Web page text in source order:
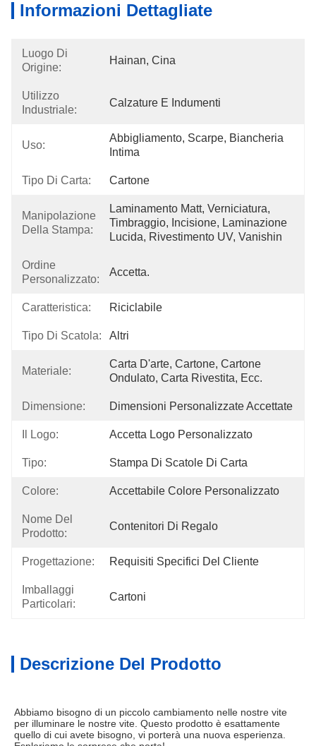
Informazioni Dettagliate
Luogo Di
Origine:
Hainan, Cina
Utilizzo
Industriale:
Calzature E Indumenti
Uso:
Abbigliamento, Scarpe, Biancheria
Intima
Tipo Di Carta: Cartone
Manipolazione
Della Stampa:
Laminamento Matt, Verniciatura,
Timbraggio, Incisione, Laminazione
Lucida, Rivestimento UV, Vanishin
Ordine
Personalizzato:
Accetta.
Caratteristica: Riciclabile
Tipo Di Scatola: Altri
Materiale:
Carta D'arte, Cartone, Cartone
Ondulato, Carta Rivestita, Ecc.
Dimensione: Dimensioni Personalizzate Accettate
Il Logo: Accetta Logo Personalizzato
Tipo: Stampa Di Scatole Di Carta
Colore: Accettabile Colore Personalizzato
Nome Del
Prodotto:
Contenitori Di Regalo
Progettazione: Requisiti Specifici Del Cliente
Imballaggi
Particolari:
Cartoni
Descrizione Del Prodotto
Abbiamo bisogno di un piccolo cambiamento nelle nostre vite
per illuminare le nostre vite. Questo prodotto è esattamente
quello di cui avete bisogno, vi porterà una nuova esperienza.